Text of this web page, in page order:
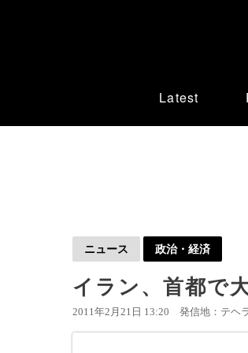
Latest
ニュース 政治・経済
イラン、首都で
2011年2月21日 13:20 発信地：テヘ